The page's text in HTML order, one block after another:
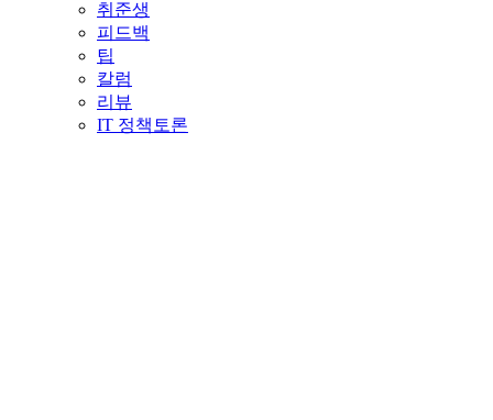
취준생
피드백
팁
칼럼
리뷰
IT 정책토론